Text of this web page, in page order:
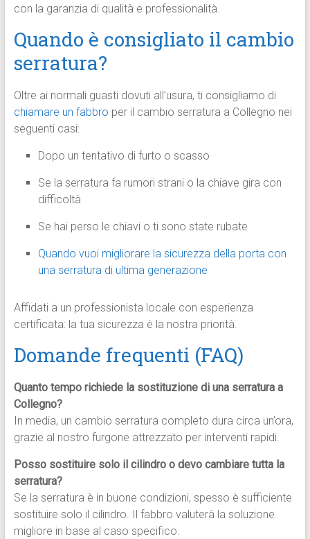
con la garanzia di qualità e professionalità.
Quando è consigliato il cambio
serratura?
Oltre ai normali guasti dovuti all’usura, ti consigliamo di
chiamare un fabbro per il cambio serratura a Collegno nei
seguenti casi:
Dopo un tentativo di furto o scasso
Se la serratura fa rumori strani o la chiave gira con
difficoltà
Se hai perso le chiavi o ti sono state rubate
Quando vuoi migliorare la sicurezza della porta con
una serratura di ultima generazione
Affidati a un professionista locale con esperienza
certificata: la tua sicurezza è la nostra priorità.
Domande frequenti (FAQ)
Quanto tempo richiede la sostituzione di una serratura a
Collegno?
In media, un cambio serratura completo dura circa un’ora,
grazie al nostro furgone attrezzato per interventi rapidi.
Posso sostituire solo il cilindro o devo cambiare tutta la
serratura?
Se la serratura è in buone condizioni, spesso è sufficiente
sostituire solo il cilindro. Il fabbro valuterà la soluzione
migliore in base al caso specifico.